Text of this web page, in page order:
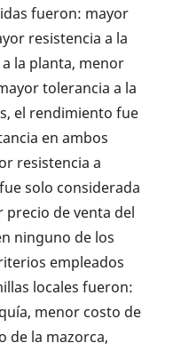
fueron: mayor
resistencia a la
la planta, menor
tolerancia a la
el rendimiento fue
en ambos
resistencia a
solo considerada
precio de venta del
ninguno de los
empleados
locales fueron:
menor costo de
de la mazorca,